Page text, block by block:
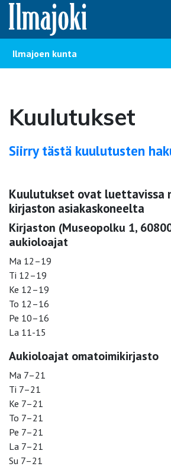
Hyppää sisältöön
Ilmajoen kunta
Kuulutukset
Siirry tästä kuulutusten
Kuulutukset ovat luettavissa
kirjaston asiakaskoneelta
Kirjaston (Museopolku 1,
aukioloajat
Ma 12–19
Ti 12–19
Ke 12–19
To 12–16
Pe 10–16
La 11-15
Aukioloajat omatoimikirjasto
Ma 7–21
Ti 7–21
Ke 7–21
To 7–21
Pe 7–21
La 7–21
Su 7–21